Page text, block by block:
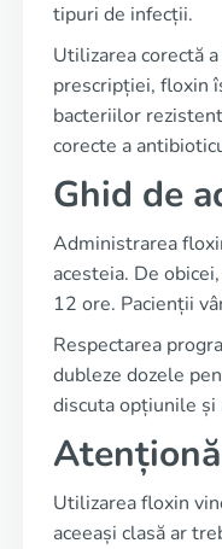
tipuri de infecții.
Utilizarea corectă
prescripției, floxin
bacteriilor
corecte a
Ghid de
Administrarea
acesteia. De
12 ore. Pacienții
Respectarea
dubleze dozele
discuta opțiunile și
Utilizarea floxin
aceeași clasă ar